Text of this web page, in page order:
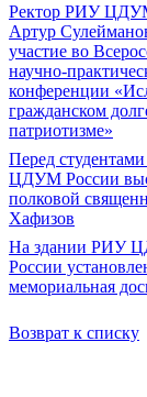
Ректор РИУ
Артур
участие во
научно-
конференции
гражданском
патриотизме»
Перед
ЦДУМ России
полковой
Хафизов
На здании РИУ
России
мемориальная
Возврат к списку